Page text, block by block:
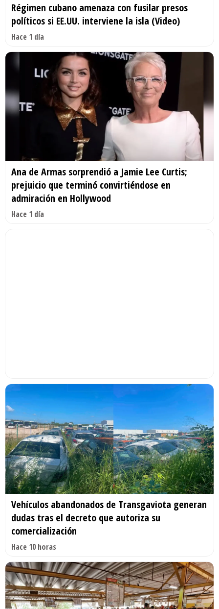
Régimen cubano amenaza con fusilar presos
políticos si EE.UU. interviene la isla (Video)
Hace 1 día
Ana de Armas sorprendió a Jamie Lee Curtis;
prejuicio que terminó convirtiéndose en
admiración en Hollywood
Hace 1 día
Vehículos abandonados de Transgaviota generan
dudas tras el decreto que autoriza su
comercialización
Hace 10 horas